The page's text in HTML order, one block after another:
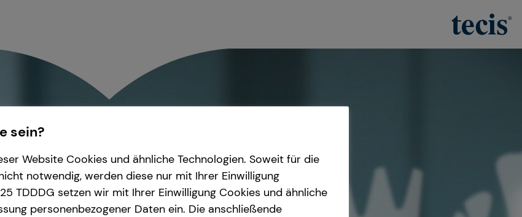
sein?
Website Cookies und ähnliche Technologien. Soweit für die
notwendig, werden diese nur mit Ihrer Einwilligung
TDDDG setzen wir mit Ihrer Einwilligung Cookies und ähnliche
personenbezogener Daten ein. Die anschließende